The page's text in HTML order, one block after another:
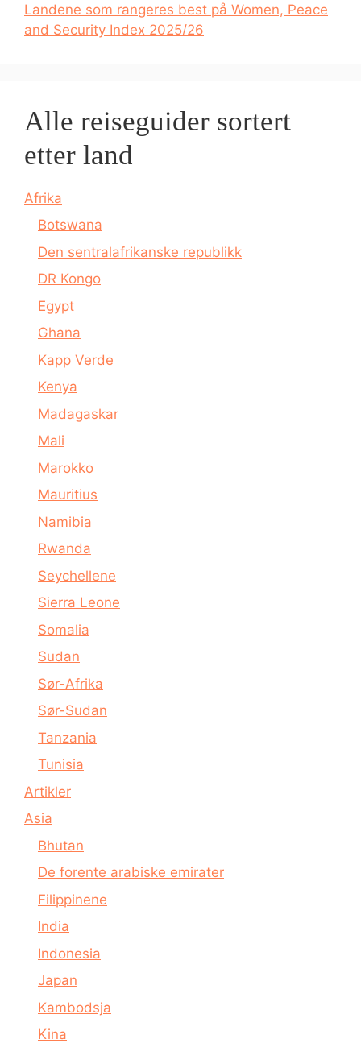
Landene som rangeres best på Women, Peace
and Security Index 2025/26
Alle reiseguider sortert
etter land
Afrika
Botswana
Den sentralafrikanske republikk
DR Kongo
Egypt
Ghana
Kapp Verde
Kenya
Madagaskar
Mali
Marokko
Mauritius
Namibia
Rwanda
Seychellene
Sierra Leone
Somalia
Sudan
Sør-Afrika
Sør-Sudan
Tanzania
Tunisia
Artikler
Asia
Bhutan
De forente arabiske emirater
Filippinene
India
Indonesia
Japan
Kambodsja
Kina